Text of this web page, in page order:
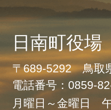
日南町役場
〒689-5292 鳥取
電話番号：0859-
月曜日～金曜日